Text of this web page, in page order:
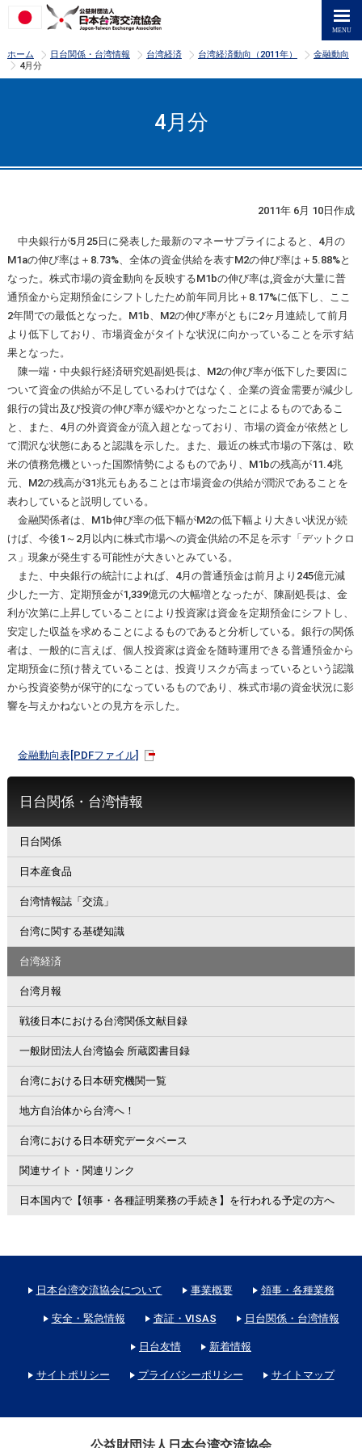
ホーム >
日台関係・台湾情報 >
台湾経済 >
台湾経済動向（2011年） >
金融動向
>
4月分
4月分
2011年 6月 10日作成
中央銀行が5月25日に発表した最新のマネーサプライによると、4月の
M1aの伸び率は＋8.73%、全体の資金供給を表すM2の伸び率は＋5.88%と
なった。株式市場の資金動向を反映するM1bの伸び率は,資金が大量に普
通預金から定期預金にシフトしたため前年同月比＋8.17%に低下し、ここ
2年間での最低となった。M1b、M2の伸び率がともに2ヶ月連続して前月
より低下しており、市場資金がタイトな状況に向かっていることを示す結
果となった。
陳一端・中央銀行経済研究処副処長は、M2の伸び率が低下した要因に
ついて資金の供給が不足しているわけではなく、企業の資金需要が減少し
銀行の貸出及び投資の伸び率が緩やかとなったことによるものであるこ
と、また、4月の外資資金が流入超となっており、市場の資金が依然とし
て潤沢な状態にあると認識を示した。また、最近の株式市場の下落は、欧
米の債務危機といった国際情勢によるものであり、M1bの残高が11.4兆
元、M2の残高が31兆元もあることは市場資金の供給が潤沢であることを
表わしていると説明している。
金融関係者は、M1b伸び率の低下幅がM2の低下幅より大きい状況が続
けば、今後1～2月以内に株式市場への資金供給の不足を示す「デットクロ
ス」現象が発生する可能性が大きいとみている。
また、中央銀行の統計によれば、4月の普通預金は前月より245億元減
少した一方、定期預金が1,339億元の大幅増となったが、陳副処長は、金
利が次第に上昇していることにより投資家は資金を定期預金にシフトし、
安定した収益を求めることによるものであると分析している。銀行の関係
者は、一般的に言えば、個人投資家は資金を随時運用できる普通預金から
定期預金に預け替えていることは、投資リスクが高まっているという認識
から投資姿勢が保守的になっているものであり、株式市場の資金状況に影
響を与えかねないとの見方を示した。
金融動向表[PDFファイル]
日台関係・台湾情報
日台関係
日本産食品
台湾情報誌「交流」
台湾に関する基礎知識
台湾経済
台湾月報
戦後日本における台湾関係文献目録
一般財団法人台湾協会 所蔵図書目録
台湾における日本研究機関一覧
地方自治体から台湾へ！
台湾における日本研究データベース
関連サイト・関連リンク
日本国内で【領事・各種証明業務の手続き】を行われる予定の方へ
日本台湾交流協会について 事業概要 領事・各種業務
安全・緊急情報 査証・VISAS 日台関係・台湾情報
日台友情 新着情報
サイトポリシー プライバシーポリシー サイトマップ